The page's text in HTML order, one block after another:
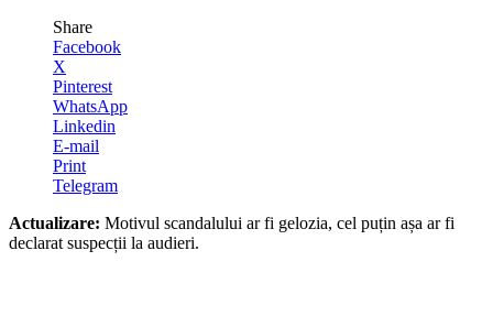
Share
Facebook
X
Pinterest
WhatsApp
Linkedin
E-mail
Print
Telegram
Actualizare: Motivul scandalului ar fi gelozia, cel puțin așa ar fi
declarat suspecții la audieri.